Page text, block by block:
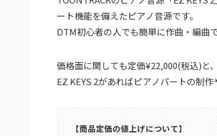
ート機能を備えたピアノ音源です。
DTM初心者の人でも簡単に作曲・編曲
価格面に関しても定価¥22,000(税込)と
EZ KEYS 2があればピアノパートの制
【商品定価の値上げについて】